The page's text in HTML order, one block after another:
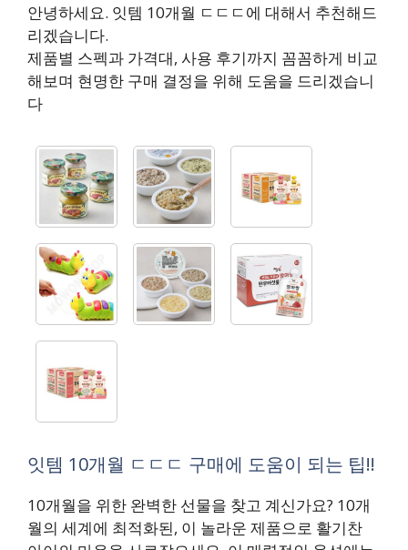
안녕하세요. 잇템 10개월 ㄷㄷㄷ에 대해서 추천해드
리겠습니다.
제품별 스펙과 가격대, 사용 후기까지 꼼꼼하게 비교
해보며 현명한 구매 결정을 위해 도움을 드리겠습니
다
잇템 10개월 ㄷㄷㄷ 구매에 도움이 되는 팁!!
10개월을 위한 완벽한 선물을 찾고 계신가요? 10개
월의 세계에 최적화된, 이 놀라운 제품으로 활기찬